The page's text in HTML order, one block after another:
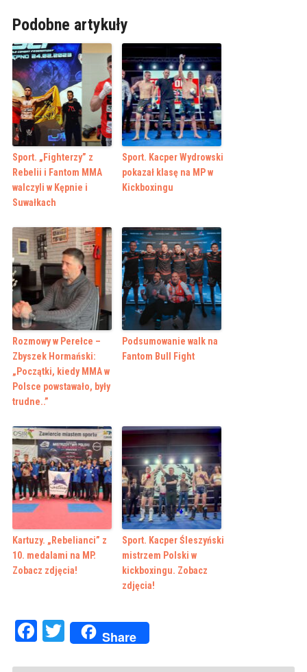
Podobne artykuły
Sport. „Fighterzy” z
Rebelii i Fantom MMA
walczyli w Kępnie i
Suwałkach
Sport. Kacper Wydrowski
pokazał klasę na MP w
Kickboxingu
Rozmowy w Perełce –
Zbyszek Hormański:
„Początki, kiedy MMA w
Polsce powstawało, były
trudne..”
Podsumowanie walk na
Fantom Bull Fight
Kartuzy. „Rebelianci” z
10. medalami na MP.
Zobacz zdjęcia!
Sport. Kacper Śleszyński
mistrzem Polski w
kickboxingu. Zobacz
zdjęcia!
Facebook
Twitter
Share